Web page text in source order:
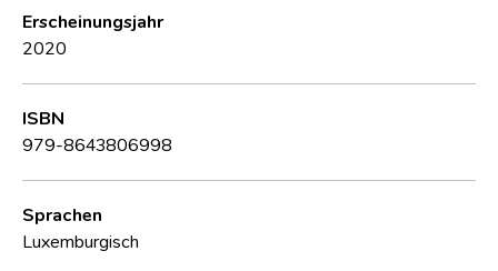
Erscheinungsjahr
2020
ISBN
979-8643806998
Sprachen
Luxemburgisch